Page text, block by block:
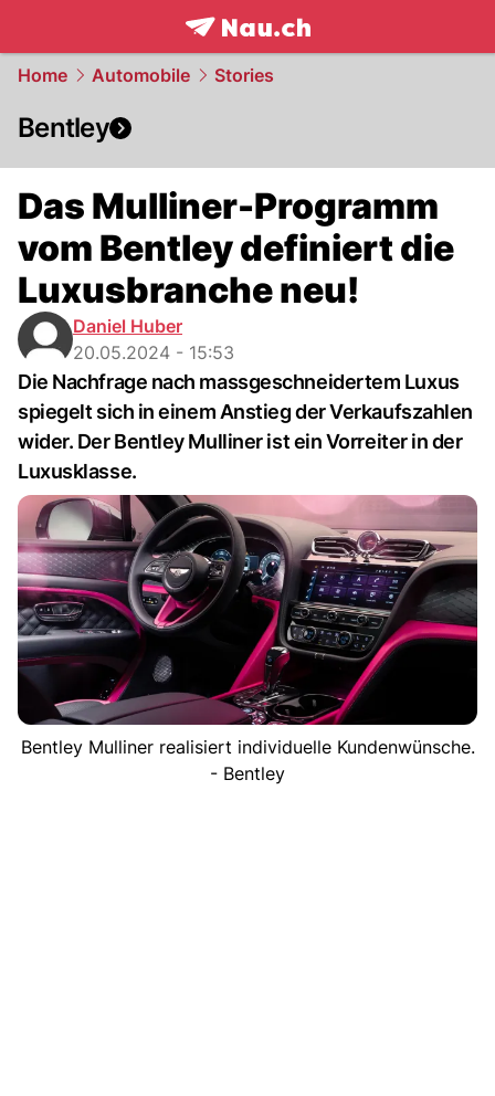
frontpage.NAU.ch
Home Automobile Stories
Bentley
Das Mulliner-Programm
vom Bentley definiert die
Luxusbranche neu!
Daniel Huber
20.05.2024 - 15:53
Die Nachfrage nach massgeschneidertem Luxus
spiegelt sich in einem Anstieg der Verkaufszahlen
wider. Der Bentley Mulliner ist ein Vorreiter in der
Luxusklasse.
Bentley Mulliner realisiert individuelle Kundenwünsche.
- Bentley